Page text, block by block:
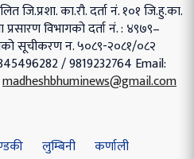
जि.प्रशा. का.रौ. दर्ता नं. १०१जि.हु.का.
विभागको दर्ता नं. : ४९७९–
सूचीकरण न. ५०८९-२०८१/०८२
/ 9819232764 Email:
madheshbhuminews@gmail.com
लुम्बिनी
कर्णाली